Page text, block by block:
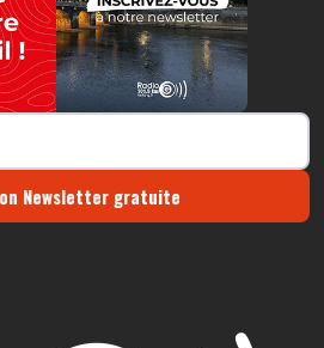
Newsletter gratuite